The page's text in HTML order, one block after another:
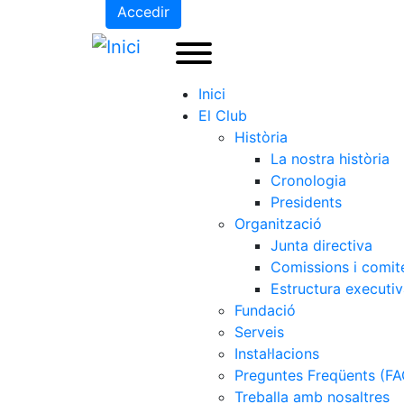
Accedir
Inici
El Club
Història
La nostra història
Cronologia
Presidents
Organització
Junta directiva
Comissions i
Estructura
Fundació
Serveis
Instal·lacions
Preguntes Freqüents
Treballa amb nosaltres